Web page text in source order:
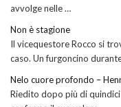
avvolge nelle …
Non è stagione
Il vicequestore Rocco si
caso. Un furgoncino
Nelo cuore profondo –
Riedito dopo più di